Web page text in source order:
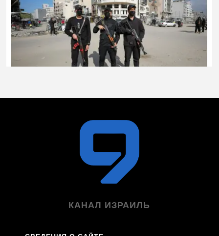
КАНАЛ ИЗРАИЛЬ